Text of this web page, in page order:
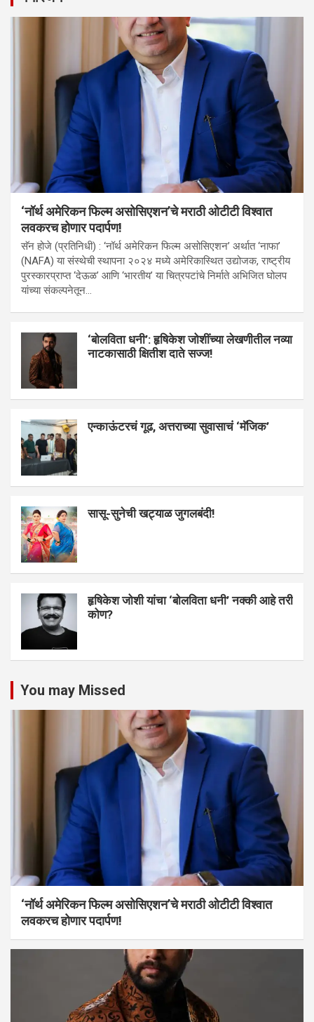
‘नॉर्थ अमेरिकन फिल्म असोसिएशन’चे मराठी ओटीटी विश्वात
लवकरच होणार पदार्पण!
सॅन होजे (प्रतिनिधी) : ‘नॉर्थ अमेरिकन फिल्म असोसिएशन’ अर्थात ‘नाफा’
(NAFA) या संस्थेची स्थापना २०२४ मध्ये अमेरिकास्थित उद्योजक, राष्ट्रीय
पुरस्कारप्राप्त ‘देऊळ’ आणि ‘भारतीय’ या चित्रपटांचे निर्माते अभिजित घोलप
यांच्या संकल्पनेतून…
‘बोलविता धनी’: हृषिकेश जोशींच्या लेखणीतील नव्या
नाटकासाठी क्षितीश दाते सज्ज!
एन्काऊंटरचं गूढ, अत्तराच्या सुवासाचं ‘मॅजिक’
सासू-सुनेची खट्याळ जुगलबंदी!
हृषिकेश जोशी यांचा ‘बोलविता धनी’ नक्की आहे तरी
कोण?
You may Missed
‘नॉर्थ अमेरिकन फिल्म असोसिएशन’चे मराठी ओटीटी विश्वात
लवकरच होणार पदार्पण!